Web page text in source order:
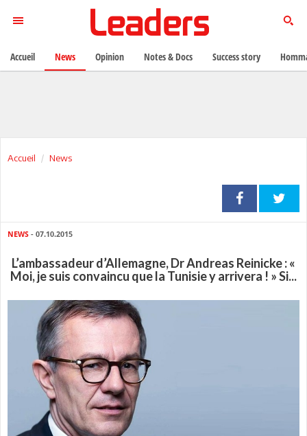
Accueil News
NEWS - 07.10.2015
L’ambassadeur d’Allemagne, Dr Andreas Reinicke : «
Moi, je suis convaincu que la Tunisie y arrivera ! » Si...
Accueil News Opinion Notes & Docs Success story